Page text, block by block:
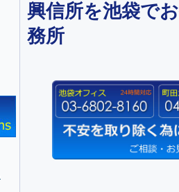
興信所を池袋で
務所